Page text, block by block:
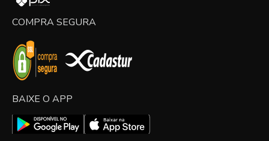
COMPRA SEGURA
BAIXE O APP